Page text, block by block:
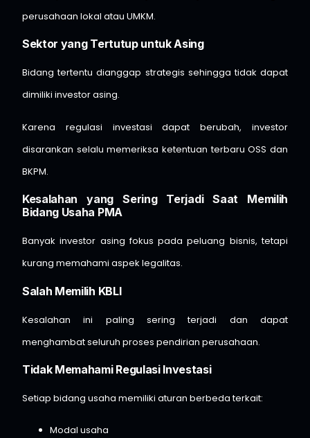
perusahaan lokal atau UMKM.
Sektor yang Tertutup untuk Asing
Bidang tertentu dianggap strategis sehingga tidak dapat
dimiliki investor asing.
Karena regulasi investasi dapat berubah, investor
disarankan selalu memeriksa ketentuan terbaru OSS dan
BKPM.
Kesalahan yang Sering Terjadi Saat Memilih
Bidang Usaha PMA
Banyak investor asing fokus pada peluang bisnis, tetapi
kurang memahami aspek legalitas.
Salah Memilih KBLI
Kesalahan ini paling sering terjadi dan dapat
menghambat seluruh proses pendirian perusahaan.
Tidak Memahami Regulasi Investasi
Setiap bidang usaha memiliki aturan berbeda terkait:
Modal usaha